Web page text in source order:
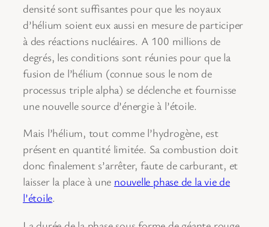
densité sont suffisantes pour que les noyaux
d’hélium soient eux aussi en mesure de participer
à des réactions nucléaires. A 100 millions de
degrés, les conditions sont réunies pour que la
fusion de l’hélium (connue sous le nom de
processus triple alpha) se déclenche et fournisse
une nouvelle source d’énergie à l’étoile.
Mais l’hélium, tout comme l’hydrogène, est
présent en quantité limitée. Sa combustion doit
donc finalement s’arrêter, faute de carburant, et
laisser la place à une nouvelle phase de la vie de
l’étoile.